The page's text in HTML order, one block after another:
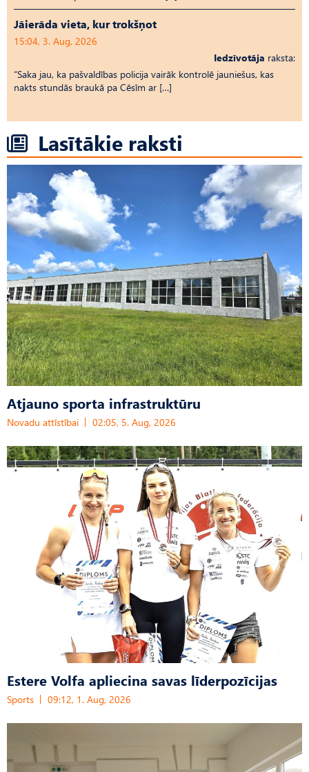
Jāierāda vieta, kur trokšņot
15:04, 3. Aug, 2026
Iedzīvotāja raksta:
“Saka jau, ka pašvaldības policija vairāk kontrolē jauniešus, kas
nakts stundās braukā pa Cēsīm ar […]
Lasītākie raksti
Atjauno sporta infrastruktūru
Novadu attīstībai 02:05, 5. Aug, 2026
Estere Volfa apliecina savas līderpozīcijas
Sports 09:12, 1. Aug, 2026